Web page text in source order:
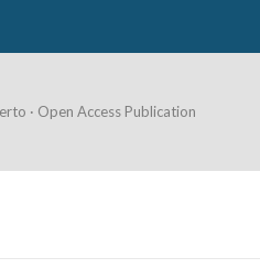
· Open Access Publication